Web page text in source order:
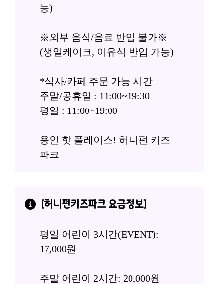
능)
※외부 음식/음료 반입 불가※
(생일케이크, 이유식 반입 가능)
*식사/카페 주문 가능 시간
주말/공휴일 : 11:00~19:30
평일 : 11:00~19:00
용인 핫 플레이스! 허니펀 키즈
파크
[허니펀키즈파크 요금정보]
평일 어린이 3시간(EVENT):
17,000원
주말 어린이 2시간: 20,000원